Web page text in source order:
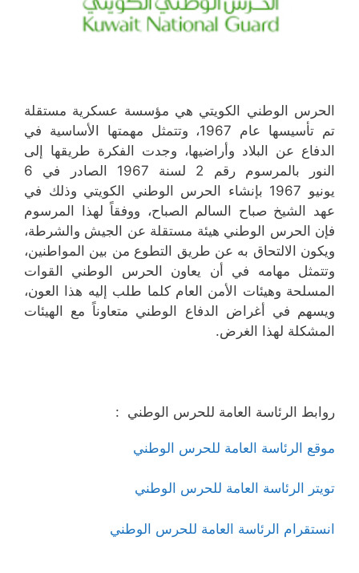
الحرس الوطني الكويتي هي مؤسسة عسكرية مستقلة
تم تأسيسها عام 1967، وتتمثل مهمتها الأساسية في
الدفاع عن البلاد وأراضيها، وجدت الفكرة طريقها إلى
النور بالمرسوم رقم 2 لسنة 1967 الصادر في 6
يونيو 1967 بإنشاء الحرس الوطني الكويتي وذلك في
عهد الشيخ صباح السالم الصباح، ووفقاً لهذا المرسوم
فإن الحرس الوطني هيئة مستقلة عن الجيش والشرطة،
ويكون الالتحاق به عن طريق التطوع من بين المواطنين،
وتتمثل مهامه في أن يعاون الحرس الوطني القوات
المسلحة وهيئات الأمن العام كلما طلب إليه هذا العون،
ويسهم في أغراض الدفاع الوطني متعاوناً مع الهيئات
المشكلة لهذا الغرض.
روابط الرئاسة العامة للحرس الوطني :
موقع الرئاسة العامة للحرس الوطني
تويتر الرئاسة العامة للحرس الوطني
انستقرام الرئاسة العامة للحرس الوطني